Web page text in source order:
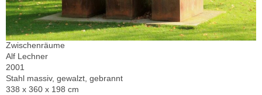
Zwischenräume
Alf Lechner
2001
Stahl massiv, gewalzt, gebrannt
338 x 360 x 198 cm